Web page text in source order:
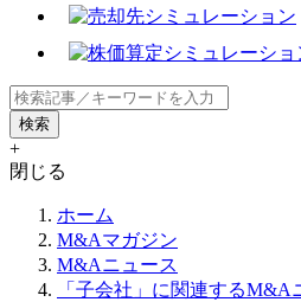
+
閉じる
ホーム
M&Aマガジン
M&Aニュース
「子会社」に関連するM&A